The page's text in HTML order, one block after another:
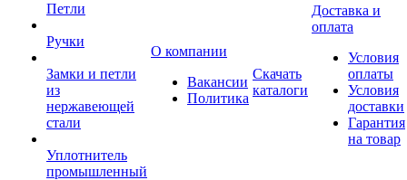
Петли
Ручки
Замки и петли
из
нержавеющей
стали
Уплотнитель
промышленный
О компании
Вакансии
Политика
Скачать
каталоги
Доставка и
оплата
Условия
оплаты
Условия
доставки
Гарантия
на товар